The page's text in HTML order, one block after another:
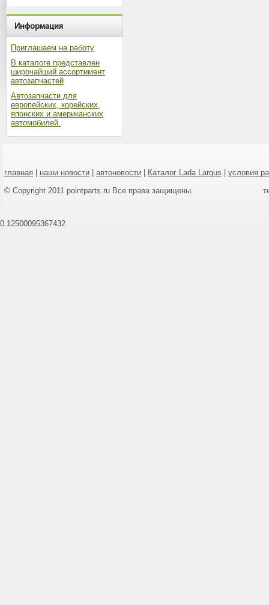
Информация
Приглашаем на работу
В каталоге представлен
широчайший ассортимент
автозапчастей
Автозапчасти для
европейских, корейских,
японских и американских
автомобилей.
главная наши новости автоновости Каталог Lada Largus
условия
© Copyright 2011 pointparts.ru Все права защищены.
0.12500095367432